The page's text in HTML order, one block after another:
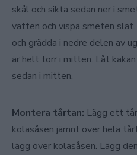
skål och sikta sedan ner i
vatten och vispa smeten
och grädda i nedre delen av
är helt torr i mitten. Låt
sedan i mitten.
Montera tårtan: Lägg ett
kolasåsen jämnt över hela
lägg över kolasåsen. Lägg